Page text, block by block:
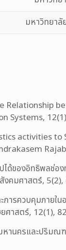
มหาวิทยาลั
Relationship
Systems,
activities
ด้ของอิทธิพลช่อ
คมศาสตร์,
รควบคุมภายใ
ศาสตร์, 12(1),
านครและปริมณ